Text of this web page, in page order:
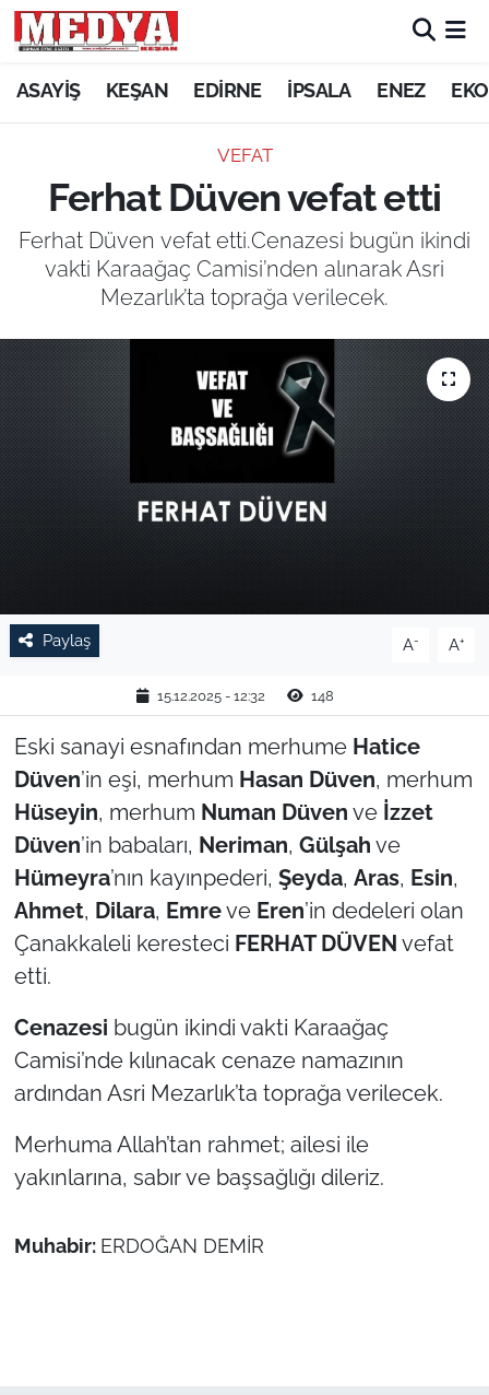
ASAYİŞ KEŞAN EDİRNE İPSALA ENEZ
VEFAT
Ferhat Düven vefat etti
Ferhat Düven vefat etti.Cenazesi bugün ikindi
vakti Karaağaç Camisi’nden alınarak Asri
Mezarlık’ta toprağa verilecek.
Paylaş A- A+
15.12.2025 - 12:32 148
Eski sanayi esnafından merhume Hatice
Düven’in eşi, merhum Hasan Düven, merhum
Hüseyin, merhum Numan Düven ve İzzet
Düven’in babaları, Neriman, Gülşah ve
Hümeyra’nın kayınpederi, Şeyda, Aras, Esin,
Ahmet, Dilara, Emreve Eren’in dedeleri olan
Çanakkaleli keresteci FERHAT DÜVEN vefat
etti.
Cenazesi bugün ikindi vakti Karaağaç
Camisi’nde kılınacak cenaze namazının
ardından Asri Mezarlık’ta toprağa verilecek.
Merhuma Allah’tan rahmet; ailesi ile
yakınlarına, sabır ve başsağlığı dileriz.
Muhabir: ERDOĞAN DEMİR
KEŞAN
ASAYİŞ
SİYASET
GÜNDEM
EKONOMİ
SAĞLIK
EĞİTİM
TARIM VE HAYVANCILIK
RESMİ İLAN
YAŞAM
EDİRNE
TEKİRDAĞ
KIRKLARELİ
TÜRKİYE
Bölge
Güvenlik
Politika